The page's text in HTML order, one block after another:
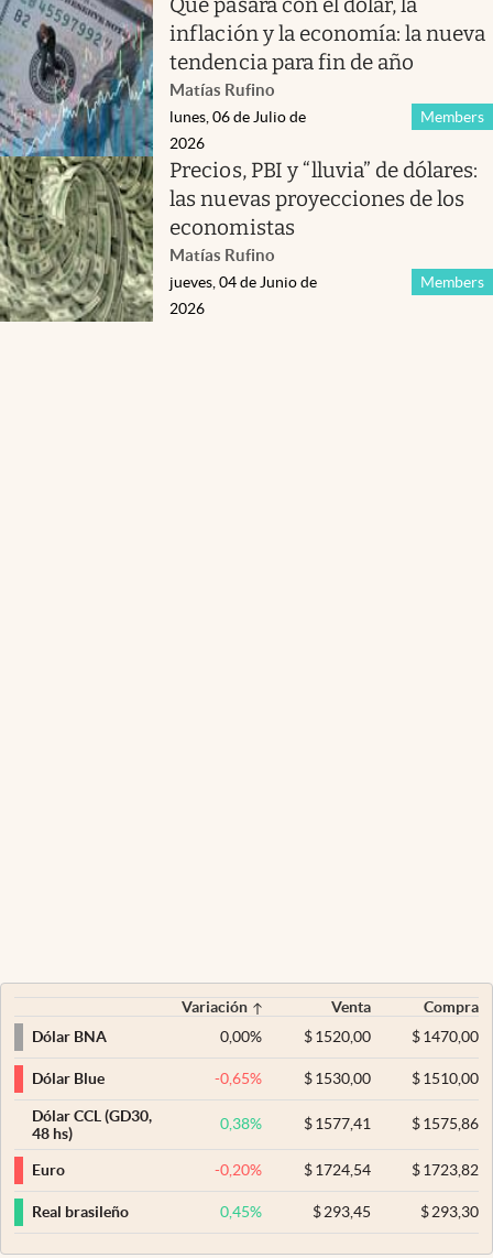
inflación y la economía: la nueva
tendencia para fin de año
Matías Rufino
Members
lunes, 06 de Julio de
2026
Precios, PBI y “lluvia” de dólares:
las nuevas proyecciones de los
economistas
Matías Rufino
Members
jueves, 04 de Junio de
2026
Variación Venta
Compra
Dólar BNA
0,00% $ 1520,00 $1470,00
Dólar Blue -0,65% $ 1530,00 $1510,00
Dólar CCL (GD30,
48 hs)
0,38% $ 1577,41 $1575,86
Euro -0,20% $ 1724,54 $1723,82
Real brasileño 0,45% $ 293,45 $293,30